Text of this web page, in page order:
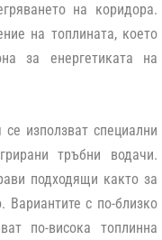
на коридора.
на топлината, което
за енергетиката на
използват специални
тръбни водачи.
подходящи както за
Вариантите с по-близко
по-висока топлинна